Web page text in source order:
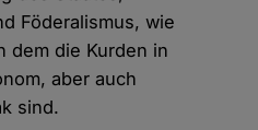
Föderalismus, wie
dem die Kurden in
aber auch
sind.